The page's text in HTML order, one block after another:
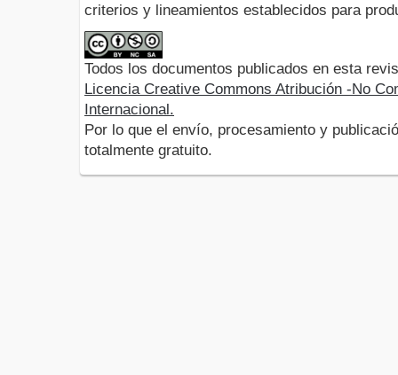
criterios y lineamientos establecidos para
Todos los documentos publicados en esta
Licencia Creative Commons Atribución -No
Internacional.
Por lo que el envío, procesamiento y
totalmente gratuito.